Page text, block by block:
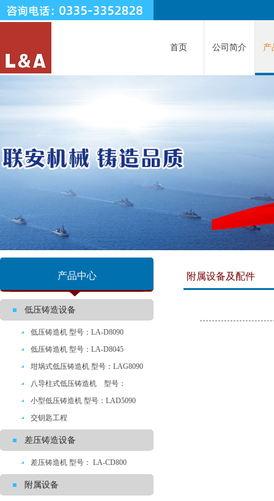
首页 公司简介 产
产品中心
低压铸造设备
低压铸造机 型号：LA-D8090
低压铸造机 型号：LA-D8045
坩埚式低压铸造机 型号：LAG8090
八导柱式低压铸造机 型号：
LYA8090
小型低压铸造机 型号：LAD5090
交钥匙工程
差压铸造设备
差压铸造机 型号： LA-CD800
附属设备
附属设备及配件